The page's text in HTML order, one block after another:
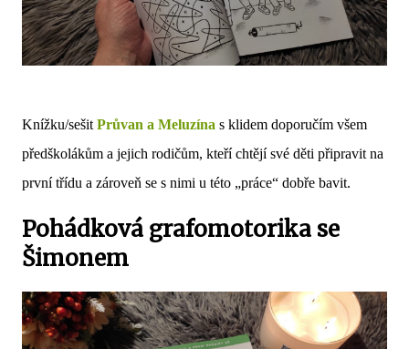
Knížku/sešitPrůvan a Meluzína s klidem doporučím všem
předškolákům a jejich rodičům, kteří chtějí své děti připravit na
první třídu a zároveň se s nimi u této „práce“ dobře bavit.
Pohádková grafomotorika se
Šimonem